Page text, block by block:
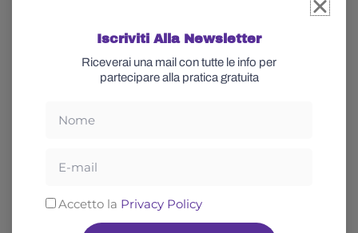
Glossario
Cos’è lo yoga
Spiritualità
Rilassamento
Abbonati
Blog
Iscriviti Alla Newsletter
Riceverai una mail con tutte le info per
partecipare alla pratica gratuita
Privacy
Accetto la Privacy Policy